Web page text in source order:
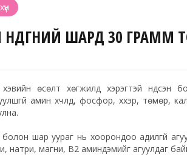
ШАРД 30 ГРАММ
хэвийн өсөлт хөгжилд хэрэгтэй үндсэн
амин хүчлүүд, фосфор, хүхэр,
шар уураг нь хоорондоо адилгүй
натри, магни, В2 аминдэмийг агуулдаг